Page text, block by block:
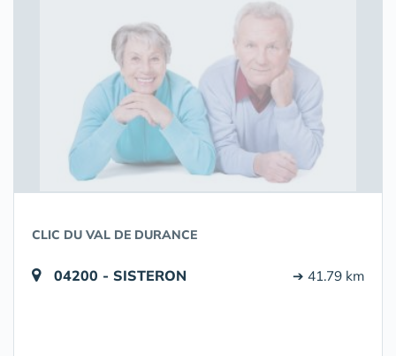
CLIC DU VAL DE DURANCE
04200 - SISTERON ➔ 41.79 km